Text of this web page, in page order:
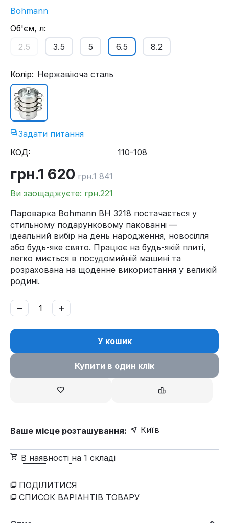
Bohmann
Об'єм, л:
2.5
3.5 5 6.5 8.2
Колір: Нержавіюча сталь
Задати питання
КОД:
110-108
грн.1 620 грн.1 841
Ви заощаджуєте: грн.221
Пароварка Bohmann BH 3218 постачається у
стильному подарунковому пакованні —
ідеальний вибір на день народження, новосілля
або будь-яке свято. Працює на будь-якій плиті,
легко миється в посудомийній машині та
розрахована на щоденне використання у великій
родині.
+
−
У кошик
Купити в один клік
Ваше місце розташування: Київ
В наявності на 1 складі
ПОДІЛИТИСЯ
СПИСОК ВАРІАНТІВ ТОВАРУ